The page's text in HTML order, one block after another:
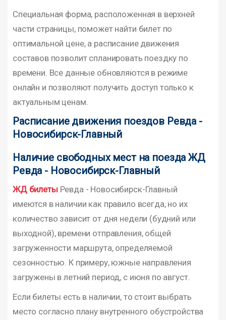
Специальная форма, расположенная в верхней
части страницы, поможет найти билет по
оптимальной цене, а расписание движения
составов позволит спланировать поездку по
времени. Все данные обновляются в режиме
онлайн и позволяют получить доступ только к
актуальным ценам.
Расписание движения поездов Ревда -
Новосибирск-Главный
Наличие свободных мест на поезда ЖД
Ревда - Новосибирск-Главный
ЖД билетыРевда - Новосибирск-Главный
имеются в наличии как правило всегда, но их
количество зависит от дня недели (будний или
выходной), времени отправления, общей
загруженности маршрута, определяемой
сезонностью. К примеру, южные направления
загружены в летний период, с июня по август.
Если билеты есть в наличии, то стоит выбрать
место согласно плану внутренного обустройства